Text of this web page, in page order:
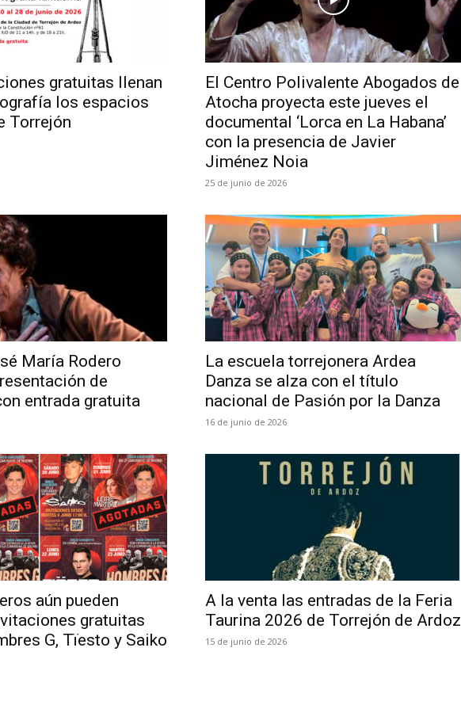
gratuitas llenan
los espacios
Torrejón
El Centro Polivalente Abogados de
Atocha proyecta este jueves el
documental ‘Lorca en La Habana’
con la presencia de Javier
Jiménez Noia
25 de junio de 2026
María Rodero
de
entrada gratuita
La escuela torrejonera Ardea
Danza se alza con el título
nacional de Pasión por la Danza
16 de junio de 2026
aún pueden
gratuitas
G, Tïesto y Saiko
A la venta las entradas de la Feria
Taurina 2026 de Torrejón de Ardoz
15 de junio de 2026